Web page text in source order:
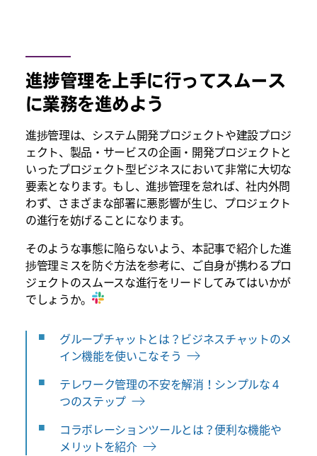
進捗管理を上手に行ってスムース
に業務を進めよう
進捗管理は、システム開発プロジェクトや建設プロジ
ェクト、製品・サービスの企画・開発プロジェクトと
いったプロジェクト型ビジネスにおいて非常に大切な
要素となります。もし、進捗管理を怠れば、社内外問
わず、さまざまな部署に悪影響が生じ、プロジェクト
の進行を妨げることになります。
そのような事態に陥らないよう、本記事で紹介した進
捗管理ミスを防ぐ方法を参考に、ご自身が携わるプロ
ジェクトのスムースな進行をリードしてみてはいかが
でしょうか。
グループチャットとは？ビジネスチャットのメ
イン機能を使いこなそう
テレワーク管理の不安を解消！シンプルな 4
つのステップ
コラボレーションツールとは？便利な機能や
メリットを紹介